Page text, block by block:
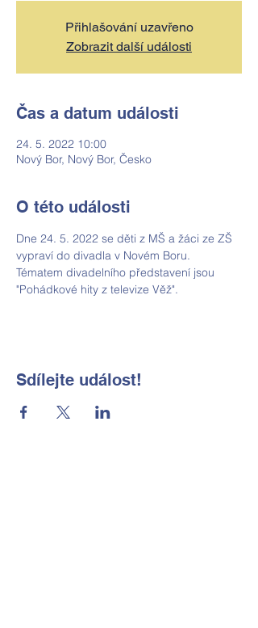
Přihlašování uzavřeno
Zobrazit další události
Čas a datum události
24. 5. 2022 10:00
Nový Bor, Nový Bor, Česko
O této události
Dne 24. 5. 2022 se děti z MŠ a žáci ze ZŠ
vypraví do divadla v Novém Boru.
Tématem divadelního představení jsou
"Pohádkové hity z televize Věž".
Sdílejte událost!